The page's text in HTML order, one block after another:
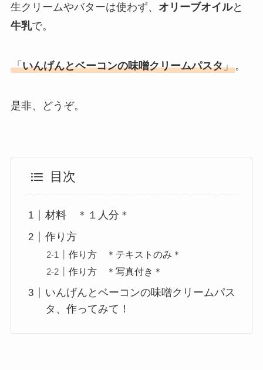
生クリームやバターは使わず、 オリーブオイルと
牛乳で。
「いんげんとベーコンの味噌クリームパスタ」。
是非、どうぞ。
目次
材料 ＊１人分＊
作り方
作り方 ＊テキストのみ＊
作り方 ＊写真付き＊
いんげんとベーコンの味噌クリームパス
タ、作ってみて！